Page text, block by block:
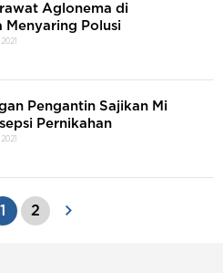
Aglonema di
Menyaring Polusi
Pengantin Sajikan Mi
Pernikahan
1 2